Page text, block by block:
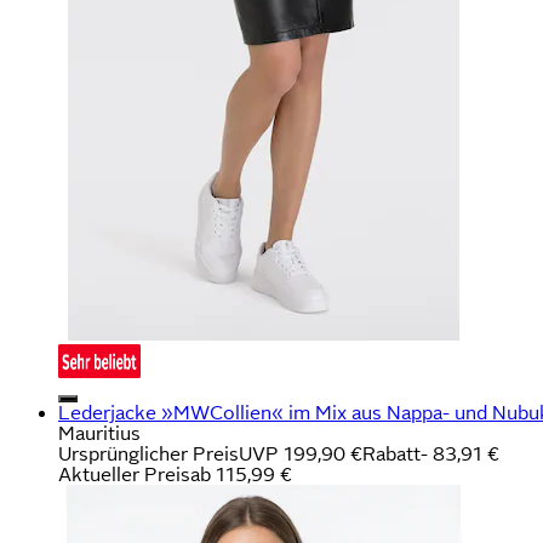
Lederjacke »MWCollien« im Mix aus Nappa- und
Mauritius
Ursprünglicher PreisUVP 199,90 €Rabatt- 83,91 €
Aktueller Preisab 115,99 €